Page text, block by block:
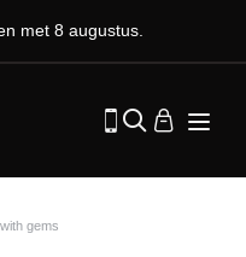
met 8 augustus.
gems